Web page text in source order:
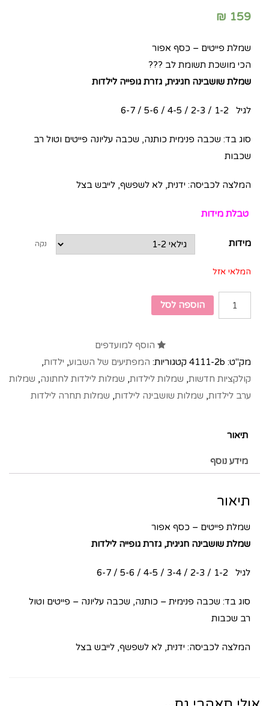
159
₪
שמלת פייטים – כסף אפור
הכי מושכת תשומת לב ???
שמלת שושבינה חגיגית, גזרת גופייה לילדות
לגיל 1-2 / 2-3 / 4-5 / 5-6 / 6-7
סוג בד: שכבה פנימית כותנה, שכבה עליונה פייטים וטול רב
שכבות
המלצה לכביסה: ידנית, לא לשפשף, לייבש בצל
טבלת מידות
מידות נקה
המלאי אזל
הוספה לסל
הוסף למועדפים
מק"ט: 4111-2b קטגוריות: המפתיעים של השבוע, ילדות,
קולקציות חדשות, שמלות לילדות, שמלות לילדות לחתונה, שמלות
ערב לילדות, שמלות שושבינה לילדות, שמלות תחרה לילדות
תיאור
מידע נוסף
תיאור
שמלת פייטים – כסף אפור
שמלת שושבינה חגיגית, גזרת גופייה לילדות
לגיל 1-2 / 2-3 / 3-4 / 4-5 / 5-6 / 6-7
סוג בד: שכבה פנימית – כותנה, שכבה עליונה – פייטים וטול
רב שכבות
המלצה לכביסה: ידנית, לא לשפשף, לייבש בצל